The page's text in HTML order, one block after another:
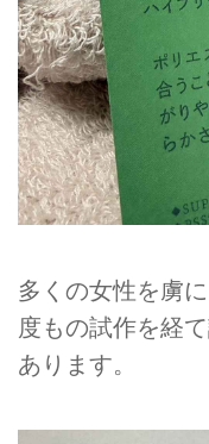
多くの女性を虜
度もの試作を経
あります。